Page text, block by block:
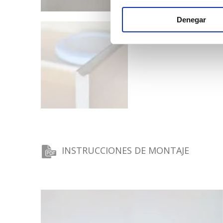
Denegar
INSTRUCCIONES DE MONTAJE